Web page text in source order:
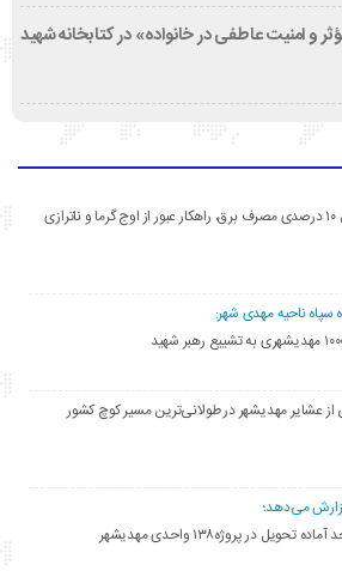
و امنیت عاطفی در خانواده» در کتابخانه شهید
کاهش ۱۰ درصدی مصرف برق، راهکار عبور از اوج گرما و ناترازی
سپاه ناحیه مهدی شهر:
از عشایر مهدیشهر در طولانی‌ترین مسیر کوچ کشور
می‌دهد؛